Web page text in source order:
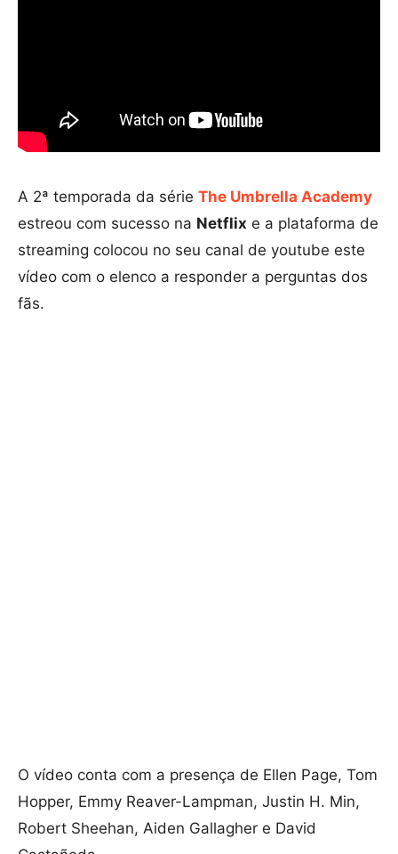
A 2ª temporada da série The Umbrella Academy
estreou com sucesso na Netflix e a plataforma de
streaming colocou no seu canal de youtube este
vídeo com o elenco a responder a perguntas dos
fãs.
O vídeo conta com a presença de Ellen Page, Tom
Hopper, Emmy Reaver-Lampman, Justin H. Min,
Robert Sheehan, Aiden Gallagher e David